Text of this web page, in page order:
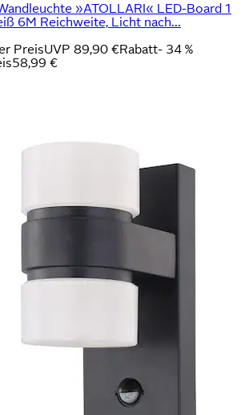
»ATOLLARI« LED-Board 1
6M Reichweite, Licht nach...
PreisUVP 89,90 €Rabatt- 34 %
58,99 €